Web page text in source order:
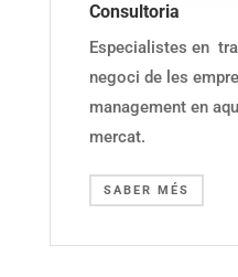
Consultoria
Especialistes en
negoci de les
management en
mercat.
SABER MÉS